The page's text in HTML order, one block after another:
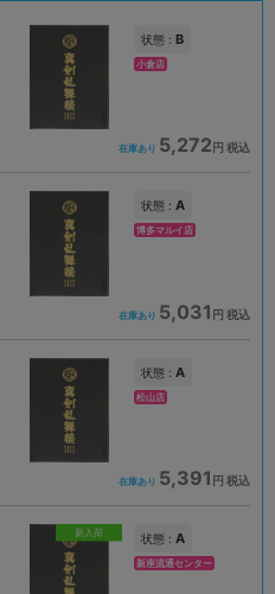
状態 : B
小倉店
在庫あり 5,272 円 税込
状態 : A
博多マルイ店
在庫あり 5,031 円 税込
状態 : A
松山店
在庫あり 5,391 円 税込
新入荷 状態 : A
新座流通センター